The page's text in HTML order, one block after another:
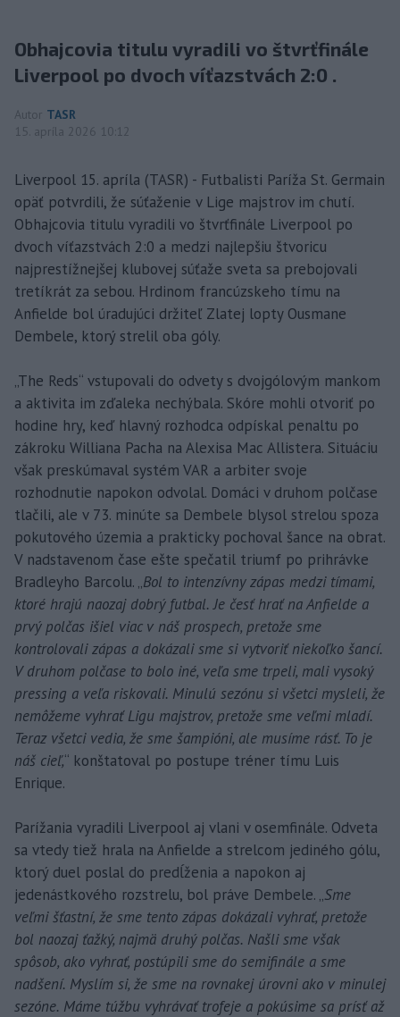
Obhajcovia titulu vyradili vo štvrťfinále
Liverpool po dvoch víťazstvách 2:0 .
Autor TASR
15. apríla 2026 10:12
Liverpool 15. apríla (TASR) - Futbalisti Paríža St. Germain
opäť potvrdili, že súťaženie v Lige majstrov im chutí.
Obhajcovia titulu vyradili vo štvrťfinále Liverpool po
dvoch víťazstvách 2:0 a medzi najlepšiu štvoricu
najprestížnejšej klubovej súťaže sveta sa prebojovali
tretíkrát za sebou. Hrdinom francúzskeho tímu na
Anfielde bol úradujúci držiteľ Zlatej lopty Ousmane
Dembele, ktorý strelil oba góly.
„The Reds“ vstupovali do odvety s dvojgólovým mankom
a aktivita im zďaleka nechýbala. Skóre mohli otvoriť po
hodine hry, keď hlavný rozhodca odpískal penaltu po
zákroku Williana Pacha na Alexisa Mac Allistera. Situáciu
však preskúmaval systém VAR a arbiter svoje
rozhodnutie napokon odvolal. Domáci v druhom polčase
tlačili, ale v 73. minúte sa Dembele blysol strelou spoza
pokutového územia a prakticky pochoval šance na obrat.
V nadstavenom čase ešte spečatil triumf po prihrávke
Bradleyho Barcolu. „Bol to intenzívny zápas medzi tímami,
ktoré hrajú naozaj dobrý futbal. Je česť hrať na Anfielde a
prvý polčas išiel viac v náš prospech, pretože sme
kontrolovali zápas a dokázali sme si vytvoriť niekoľko šancí.
V druhom polčase to bolo iné, veľa sme trpeli, mali vysoký
pressing a veľa riskovali. Minulú sezónu si všetci mysleli, že
nemôžeme vyhrať Ligu majstrov, pretože sme veľmi mladí.
Teraz všetci vedia, že sme šampióni, ale musíme rásť. To je
náš cieľ,“ konštatoval po postupe tréner tímu Luis
Enrique.
Parížania vyradili Liverpool aj vlani v osemfinále. Odveta
sa vtedy tiež hrala na Anfielde a strelcom jediného gólu,
ktorý duel poslal do predĺženia a napokon aj
jedenástkového rozstrelu, bol práve Dembele. „Sme
veľmi šťastní, že sme tento zápas dokázali vyhrať, pretože
bol naozaj ťažký, najmä druhý polčas. Našli sme však
spôsob, ako vyhrať, postúpili sme do semifinále a sme
nadšení. Myslím si, že sme na rovnakej úrovni ako v minulej
sezóne. Máme túžbu vyhrávať trofeje a pokúsime sa prísť až